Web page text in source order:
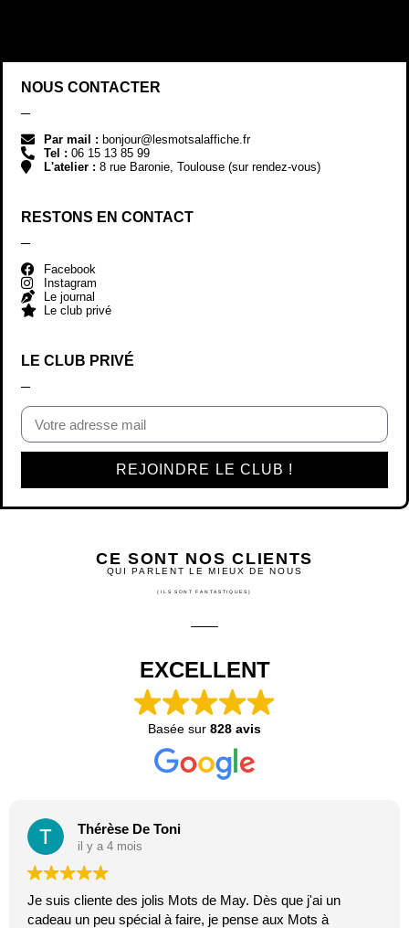
NOUS CONTACTER
Par mail : bonjour@lesmotsalaffiche.fr
Tel : 06 15 13 85 99
L'atelier : 8 rue Baronie, Toulouse (sur rendez-vous)
RESTONS EN CONTACT
Facebook
Instagram
Le journal
Le club privé
LE CLUB PRIVÉ
REJOINDRE LE CLUB !
CE SONT NOS CLIENTS
QUI PARLENT LE MIEUX DE NOUS
(ILS SONT FANTASTIQUES)
EXCELLENT
Basée sur 828 avis
Thérèse De Toni
il y a 4 mois
Je suis cliente des jolis Mots de May. Dès que j'ai un
cadeau un peu spécial à faire, je pense aux Mots à